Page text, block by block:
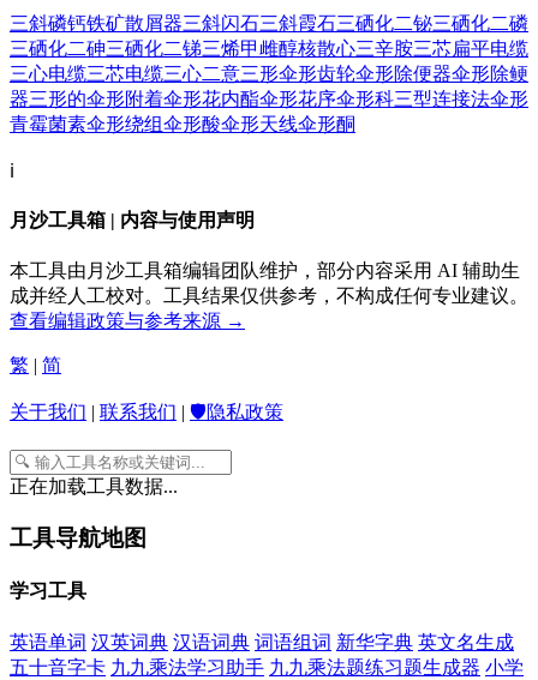
三斜磷钙铁矿散屑器三斜闪石三斜霞石三硒化二铋三硒化二磷
三硒化二砷三硒化二锑三烯甲雌醇核散心三辛胺三芯扁平电缆
三心电缆三芯电缆三心二意三形伞形齿轮伞形除便器伞形除鲠
器三形的伞形附着伞形花内酯伞形花序伞形科三型连接法伞形
青霉菌素伞形绕组伞形酸伞形天线伞形酮
ℹ️
月沙工具箱 | 内容与使用声明
本工具由月沙工具箱编辑团队维护，部分内容采用 AI 辅助生
成并经人工校对。工具结果仅供参考，不构成任何专业建议。
查看编辑政策与参考来源 →
繁 简
关于我们 联系我们 🛡️隐私政策
正在加载工具数据...
工具导航地图
学习工具
英语单词 汉英词典 汉语词典 词语组词 新华字典 英文名生成
五十音字卡 九九乘法学习助手 九九乘法题练习题生成器 小学